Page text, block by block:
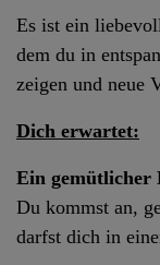
Es ist ein
dem du in
zeigen und neue
Dich erwartet:
Ein gemütlicher
Du kommst an,
darfst dich in